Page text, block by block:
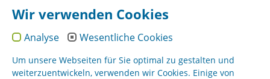
YouTube
Instagram
Wir verwenden Cookies
Analyse Wesentliche Cookies
Um unsere Webseiten für Sie optimal zu gestalten und
weiterzuentwickeln, verwenden wir Cookies. Einige von